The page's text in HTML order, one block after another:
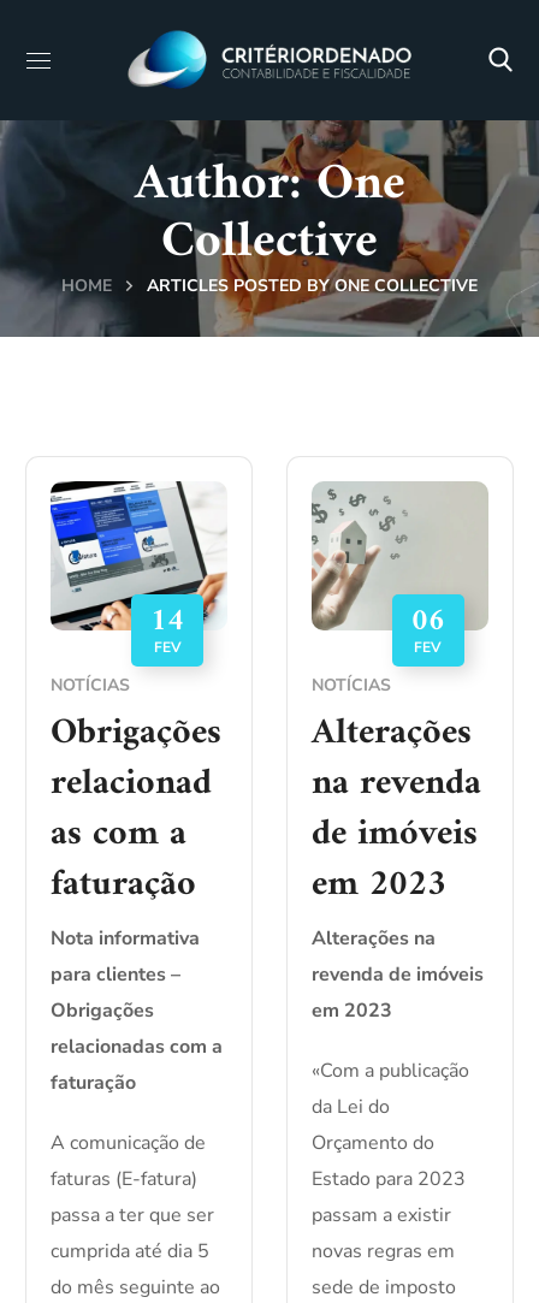
Author: One
Collective
HOME ARTICLES POSTED BY ONE COLLECTIVE
14
FEV
NOTÍCIAS
Obrigações
relacionad
as com a
faturação
Nota informativa
para clientes –
Obrigações
relacionadas com a
faturação
A comunicação de
faturas (E-fatura)
passa a ter que ser
cumprida até dia 5
do mês seguinte ao
06
FEV
NOTÍCIAS
Alterações
na revenda
de imóveis
em 2023
Alterações na
revenda de imóveis
em 2023
«Com a publicação
da Lei do
Orçamento do
Estado para 2023
passam a existir
novas regras em
sede de imposto